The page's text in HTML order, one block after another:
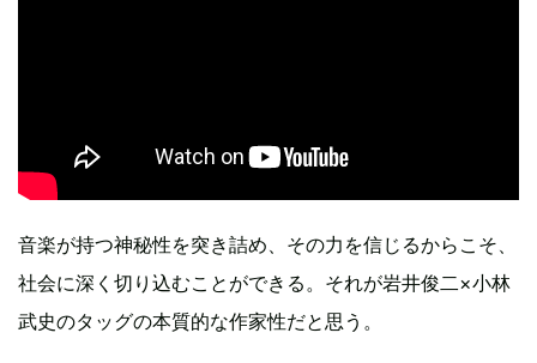
音楽が持つ神秘性を突き詰め、その力を信じるからこそ、
社会に深く切り込むことができる。それが岩井俊二×小林
武史のタッグの本質的な作家性だと思う。